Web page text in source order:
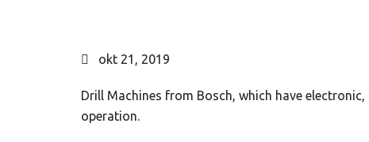
okt 21, 2019
Drill Machines from Bosch, which have
operation.